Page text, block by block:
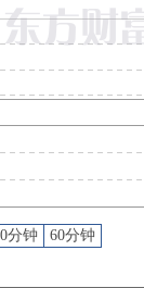
2026年08月22日披露
押总比例3.05%，质押
珠集团:关于为子公司
分钟 60分钟